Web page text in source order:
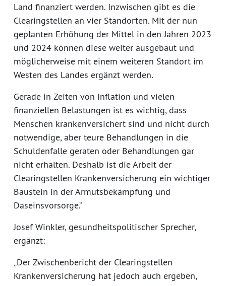
Land finanziert werden. Inzwischen gibt es die
Clearingstellen an vier Standorten. Mit der nun
geplanten Erhöhung der Mittel in den Jahren 2023
und 2024 können diese weiter ausgebaut und
möglicherweise mit einem weiteren Standort im
Westen des Landes ergänzt werden.
Gerade in Zeiten von Inflation und vielen
finanziellen Belastungen ist es wichtig, dass
Menschen krankenversichert sind und nicht durch
notwendige, aber teure Behandlungen in die
Schuldenfalle geraten oder Behandlungen gar
nicht erhalten. Deshalb ist die Arbeit der
Clearingstellen Krankenversicherung ein wichtiger
Baustein in der Armutsbekämpfung und
Daseinsvorsorge.“
Josef Winkler, gesundheitspolitischer Sprecher,
ergänzt:
„Der Zwischenbericht der Clearingstellen
Krankenversicherung hat jedoch auch ergeben,